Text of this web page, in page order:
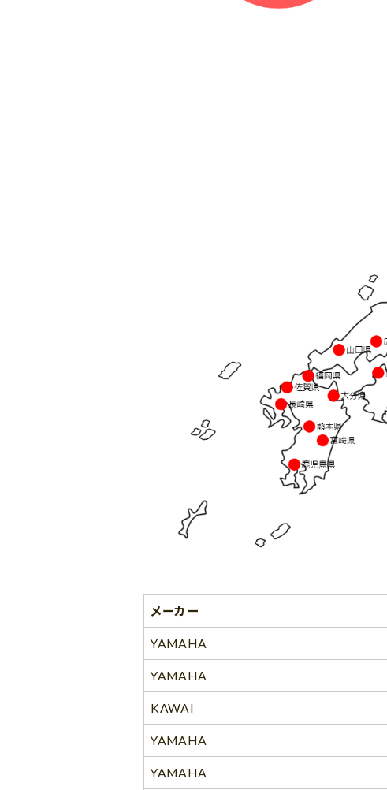
メーカー
YAMAHA
YAMAHA
KAWAI
YAMAHA
YAMAHA